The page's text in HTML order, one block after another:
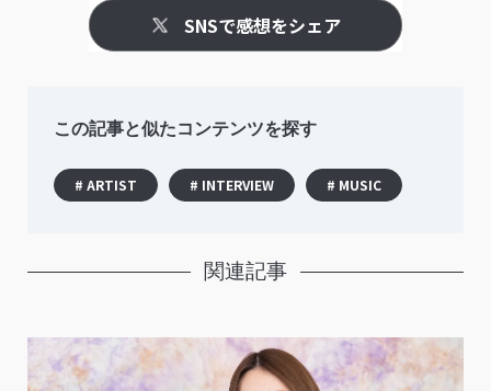
SNSで感想をシェア
この記事と似たコンテンツを探す
# ARTIST # INTERVIEW # MUSIC
関連記事